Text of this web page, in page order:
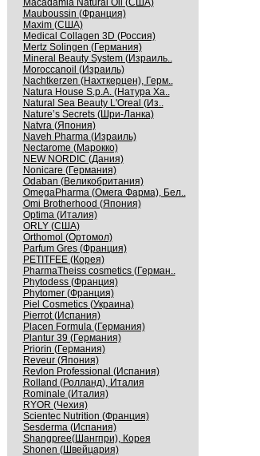
Macadamia Natural Oil (США)
Mauboussin (Франция)
Maxim (США)
Medical Collagen 3D (Россия)
Mertz Solingen (Германия)
Mineral Beauty System (Израиль..
Moroccanoil (Израиль)
Nachtkerzen (Нахткерцен), Герм..
Natura House S.p.A. (Натура Ха..
Natural Sea Beauty L'Oreal (Из..
Nature’s Secrets (Шри-Ланка)
Natvra (Япония)
Naveh Pharma (Израиль)
Nectarome (Марокко)
NEW NORDIC (Дания)
Nonicare (Германия)
Odaban (Великобритания)
OmegaPharma (Омега Фарма), Бел..
Omi Brotherhood (Япония)
Optima (Италия)
ORLY (США)
Orthomol (Ортомол)
Parfum Gres (Франция)
PETITFEE (Корея)
PharmaTheiss cosmetics (Герман..
Phytodess (Франция)
Phytomer (Франция)
Piel Cosmetics (Украина)
Pierrot (Испания)
Placen Formula (Германия)
Plantur 39 (Германия)
Priorin (Германия)
Reveur (Япония)
Revlon Professional (Испания)
Rolland (Ролланд), Италия
Rominale (Италия)
RYOR (Чехия)
Scientec Nutrition (Франция)
Sesderma (Испания)
Shangpree(Шангпри), Корея
Shonen (Швейцария)